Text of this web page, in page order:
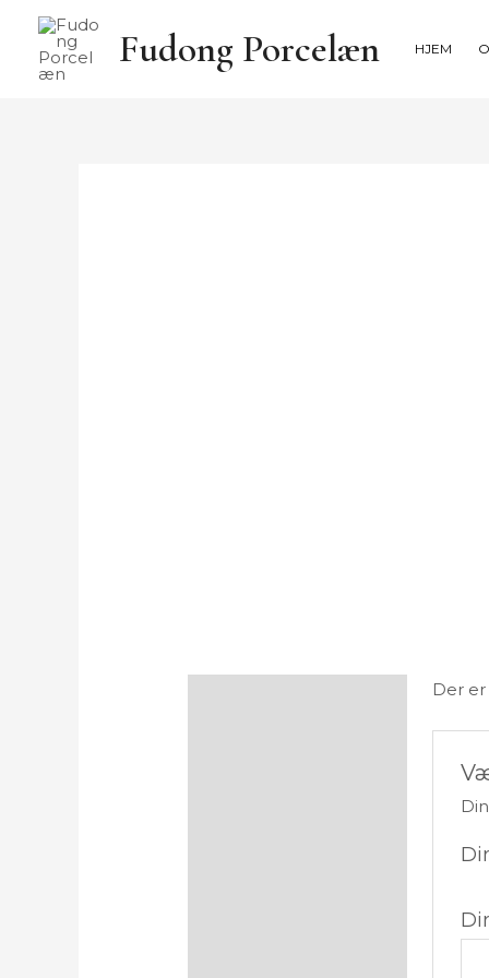
Spring
indhold
Fudong Porcelæn HJEM
Der